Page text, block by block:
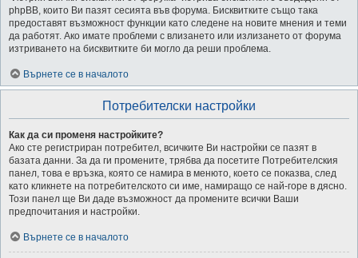
phpBB, които Ви пазят сесията във форума. Бисквитките също така
предоставят възможност функции като следене на новите мнения и теми
да работят. Ако имате проблеми с влизането или излизането от форума
изтриването на бисквитките би могло да реши проблема.
Върнете се в началото
Потребителски настройки
Как да си променя настройките?
Ако сте регистриран потребител, всичките Ви настройки се пазят в
базата данни. За да ги промените, трябва да посетите Потребителския
панел, това е връзка, която се намира в менюто, което се показва, след
като кликнете на потребителското си име, намиращо се най-горе в дясно.
Този панел ще Ви даде възможност да промените всички Ваши
предпочитания и настройки.
Върнете се в началото